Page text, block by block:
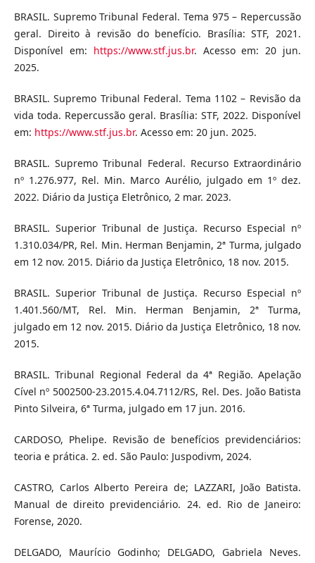
BRASIL. Supremo Tribunal Federal. Tema 975 – Repercussão
geral. Direito à revisão do benefício. Brasília: STF, 2021.
Disponível em: https://www.stf.jus.br. Acesso em: 20 jun.
2025.
BRASIL. Supremo Tribunal Federal. Tema 1102 – Revisão da
vida toda. Repercussão geral. Brasília: STF, 2022. Disponível
em: https://www.stf.jus.br. Acesso em: 20 jun. 2025.
BRASIL. Supremo Tribunal Federal. Recurso Extraordinário
nº 1.276.977, Rel. Min. Marco Aurélio, julgado em 1º dez.
2022. Diário da Justiça Eletrônico, 2 mar. 2023.
BRASIL. Superior Tribunal de Justiça. Recurso Especial nº
1.310.034/PR, Rel. Min. Herman Benjamin, 2ª Turma, julgado
em 12 nov. 2015. Diário da Justiça Eletrônico, 18 nov. 2015.
BRASIL. Superior Tribunal de Justiça. Recurso Especial nº
1.401.560/MT, Rel. Min. Herman Benjamin, 2ª Turma,
julgado em 12 nov. 2015. Diário da Justiça Eletrônico, 18 nov.
2015.
BRASIL. Tribunal Regional Federal da 4ª Região. Apelação
Cível nº 5002500-23.2015.4.04.7112/RS, Rel. Des. João Batista
Pinto Silveira, 6ª Turma, julgado em 17 jun. 2016.
CARDOSO, Phelipe. Revisão de benefícios previdenciários:
teoria e prática. 2. ed. São Paulo: Juspodivm, 2024.
CASTRO, Carlos Alberto Pereira de; LAZZARI, João Batista.
Manual de direito previdenciário. 24. ed. Rio de Janeiro:
Forense, 2020.
DELGADO, Maurício Godinho; DELGADO, Gabriela Neves.